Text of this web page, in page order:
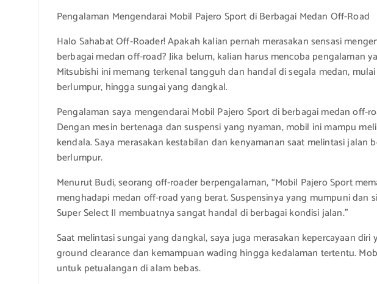
Pengalaman Mengendarai Mobil Pajero Sport di Berbagai Medan Off-Road
Halo Sahabat Off-Roader! Apakah kalian pernah merasakan sensasi
berbagai medan off-road? Jika belum, kalian harus mencoba pengalaman
Mitsubishi ini memang terkenal tangguh dan handal di segala medan,
berlumpur, hingga sungai yang dangkal.
Pengalaman saya mengendarai Mobil Pajero Sport di berbagai medan off-
Dengan mesin bertenaga dan suspensi yang nyaman, mobil ini mampu
kendala. Saya merasakan kestabilan dan kenyamanan saat melintasi jalan
berlumpur.
Menurut Budi, seorang off-roader berpengalaman, “Mobil Pajero Sport
menghadapi medan off-road yang berat. Suspensinya yang mumpuni dan
Super Select II membuatnya sangat handal di berbagai kondisi jalan.”
Saat melintasi sungai yang dangkal, saya juga merasakan kepercayaan
ground clearance dan kemampuan wading hingga kedalaman tertentu.
untuk petualangan di alam bebas.